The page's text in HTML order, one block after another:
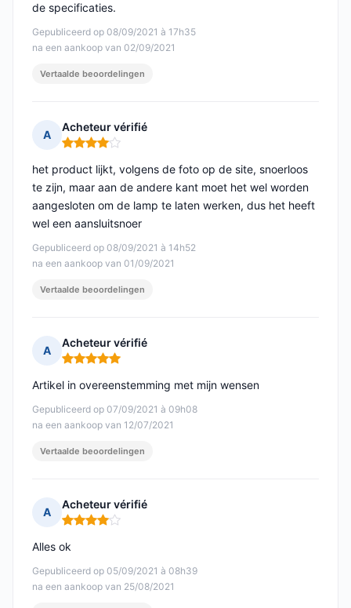
Gepubliceerd op 08/09/2021 à 17h35
na een aankoop van 02/09/2021
de specificaties.
Vertaalde beoordelingen
A
Acheteur vérifié
Opmerking: 4 van 5
Gepubliceerd op 08/09/2021 à 14h52
na een aankoop van 01/09/2021
het product lijkt, volgens de foto op de site, snoerloos
te zijn, maar aan de andere kant moet het wel worden
aangesloten om de lamp te laten werken, dus het heeft
wel een aansluitsnoer
Vertaalde beoordelingen
A
Acheteur vérifié
Opmerking: 5 van 5
Gepubliceerd op 07/09/2021 à 09h08
na een aankoop van 12/07/2021
Artikel in overeenstemming met mijn wensen
Vertaalde beoordelingen
A
Acheteur vérifié
Opmerking: 4 van 5
Gepubliceerd op 05/09/2021 à 08h39
na een aankoop van 25/08/2021
Alles ok